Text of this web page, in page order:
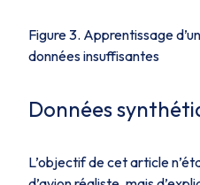
Figure 3. Apprentissage
données insuffisantes
Données
L’objectif de cet article